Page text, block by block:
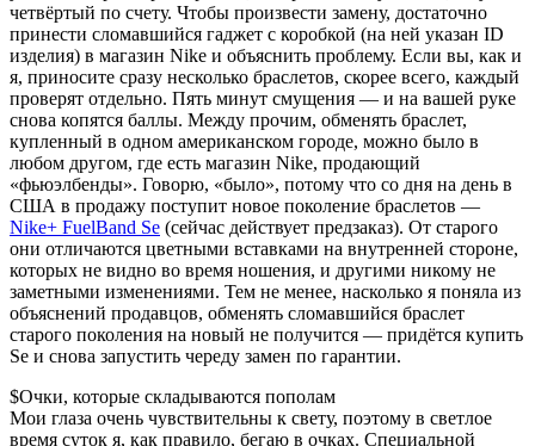
четвёртый по счету. Чтобы произвести замену, достаточно
принести сломавшийся гаджет с коробкой (на ней указан ID
изделия) в магазин Nike и объяснить проблему. Если вы, как и
я, приносите сразу несколько браслетов, скорее всего, каждый
проверят отдельно. Пять минут смущения — и на вашей руке
снова копятся баллы. Между прочим, обменять браслет,
купленный в одном американском городе, можно было в
любом другом, где есть магазин Nike, продающий
«фьюэлбенды». Говорю, «было», потому что со дня на день в
США в продажу поступит новое поколение браслетов —
Nike+ FuelBand Se (сейчас действует предзаказ). От старого
они отличаются цветными вставками на внутренней стороне,
которых не видно во время ношения, и другими никому не
заметными изменениями. Тем не менее, насколько я поняла из
объяснений продавцов, обменять сломавшийся браслет
старого поколения на новый не получится — придётся купить
Se и снова запустить череду замен по гарантии.
$Очки, которые складываются пополам
Мои глаза очень чувствительны к свету, поэтому в светлое
время суток я, как правило, бегаю в очках. Специальной